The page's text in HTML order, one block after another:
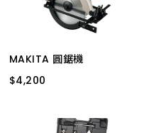
MAKITA 圓鋸機
$4,200
$4,200